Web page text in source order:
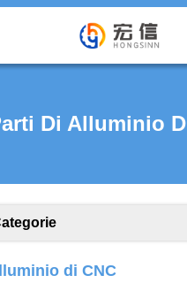
Di Alluminio
di CNC